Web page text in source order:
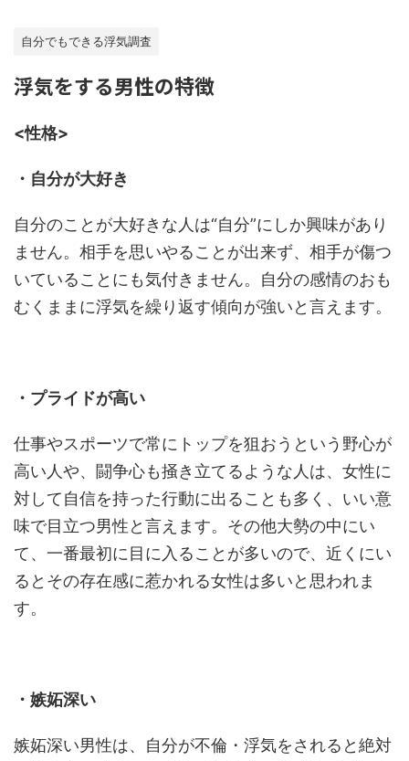
自分でもできる浮気調査
浮気をする男性の特徴
<性格>
・自分が大好き
自分のことが大好きな人は“自分”にしか興味があり
ません。相手を思いやることが出来ず、相手が傷つ
いていることにも気付きません。自分の感情のおも
むくままに浮気を繰り返す傾向が強いと言えます。
・プライドが高い
仕事やスポーツで常にトップを狙おうという野心が
高い人や、闘争心も掻き立てるような人は、女性に
対して自信を持った行動に出ることも多く、いい意
味で目立つ男性と言えます。その他大勢の中にい
て、一番最初に目に入ることが多いので、近くにい
るとその存在感に惹かれる女性は多いと思われま
す。
・嫉妬深い
嫉妬深い男性は、自分が不倫・浮気をされると絶対